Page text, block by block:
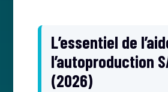
L’essentiel de
l’autoproduction
(2026)